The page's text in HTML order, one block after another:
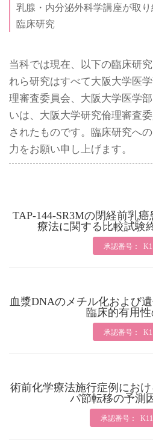
乳腺・内分泌外科学講座が取
臨床研究
当科では現在、以下の臨床研
れら研究はすべて大阪大学医
理審査委員会、大阪大学医学
いは、大阪大学研究倫理審査
されたものです。臨床研究へ
力をお願い申し上げます。
TAP-144-SR3Mの閉経前乳
療法に関する比較試験
承認番号：
血漿DNAのメチル化および
臨床的有用
承認番号：
術前化学療法施行症例にお
パ節転移の予測
承認番号：